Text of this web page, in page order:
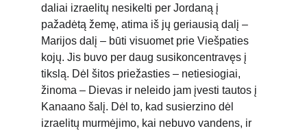
daliai izraelitų nesikelti per Jordaną į
pažadėtą žemę, atima iš jų geriausią dalį –
Marijos dalį – būti visuomet prie Viešpaties
kojų. Jis buvo per daug susikoncentravęs į
tikslą. Dėl šitos priežasties – netiesiogiai,
žinoma – Dievas ir neleido jam įvesti tautos į
Kanaano šalį. Dėl to, kad susierzino dėl
izraelitų murmėjimo, kai nebuvo vandens, ir